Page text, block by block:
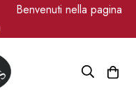
Benvenuti nella pagina